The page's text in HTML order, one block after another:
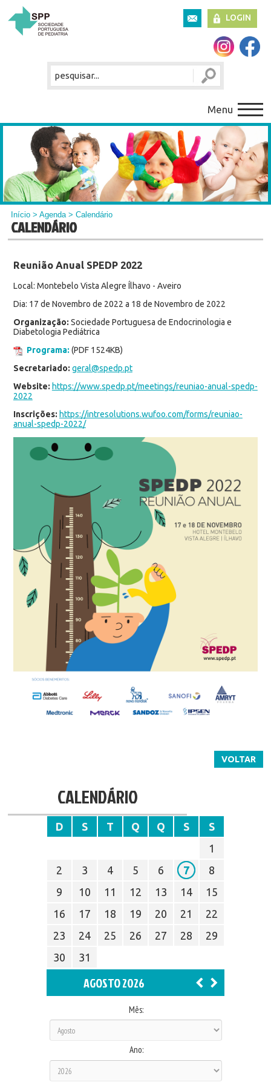
LOGIN
Menu
Início >Agenda> Calendário
CALENDÁRIO
Reunião Anual SPEDP 2022
Local: Montebelo Vista Alegre Ílhavo - Aveiro
Dia: 17 de Novembro de 2022 a 18 de Novembro de 2022
Organização: Sociedade Portuguesa de Endocrinologia e
Diabetologia Pediátrica
Programa: (PDF 1524KB)
Secretariado: geral@spedp.pt
Website: https://www.spedp.pt/meetings/reuniao-anual-spedp-
2022
Inscrições: https://intresolutions.wufoo.com/forms/reuniao-
anual-spedp-2022/
VOLTAR
CALENDÁRIO
D S T Q Q S
S
1
2
3 4 5 6 7
8
9
10 11 12 13 14
15
16
17 18 19 20 21
22
23
24 25 26 27 28
29
30
31
AGOSTO 2026
Mês:
Ano: